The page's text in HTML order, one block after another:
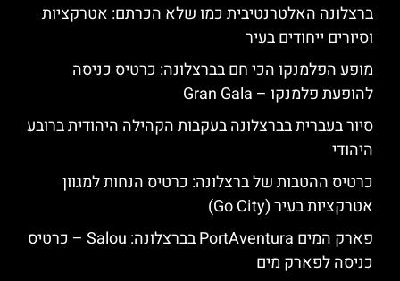
ברצלונה האלטרנטיבית כמו שלא הכרתם: אטרקציות
וסיורים ייחודים בעיר
מופע הפלמנקו הכי חם בברצלונה: כרטיס כניסה
להופעת פלמנקו – Gran Gala
סיור בעברית בברצלונה בעקבות הקהילה היהודית ברובע
היהודי
כרטיס ההטבות של ברצלונה: כרטיס הנחות למגוון
אטרקציות בעיר (Go City)
פארק המים PortAventura בברצלונה: Salou – כרטיס
כניסה לפארק מים